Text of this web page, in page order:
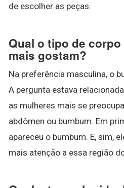
de escolher as peças.
Qual o tipo de
mais gostam?
Na preferência masculina, o
A pergunta estava
as mulheres mais se
abdômen ou bumbum. Em
apareceu o bumbum. E, sim,
mais atenção a essa região